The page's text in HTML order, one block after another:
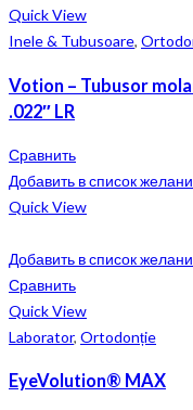
Quick View
Inele & Tubusoare,
Votion – Tubusor
.022″ LR
Сравнить
Добавить в список
Quick View
Добавить в список
Сравнить
Quick View
Laborator, Ortodonție
EyeVolution® MAX